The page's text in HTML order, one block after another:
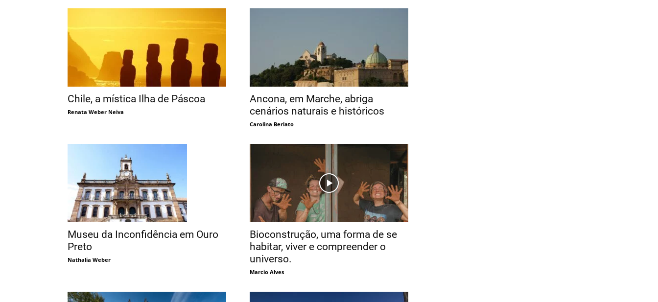
Chile, a mística Ilha de Páscoa
Renata Weber Neiva
Ancona, em Marche, abriga
cenários naturais e históricos
Carolina Berlato
Museu da Inconfidência em Ouro
Preto
Nathalia Weber
Bioconstrução, uma forma de se
habitar, viver e compreender o
universo.
Marcio Alves